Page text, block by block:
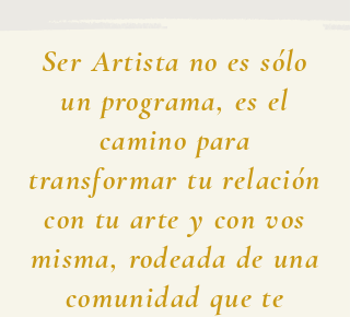
Ser Artista no es sólo
un programa, es el
camino para
transformar tu relación
con tu arte y con vos
misma, rodeada de una
comunidad que te